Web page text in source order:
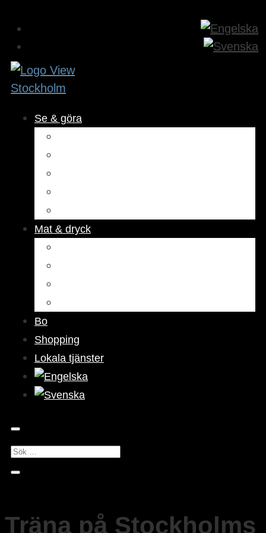
Se & göra
Mat & dryck
Bo
Shopping
Lokala tjänster
Träna på Stockholms